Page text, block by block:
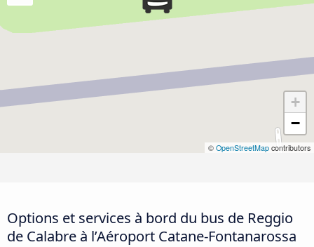
+
−
© OpenStreetMap contributors
Options et services à bord du bus de Reggio
de Calabre à l’Aéroport Catane-Fontanarossa